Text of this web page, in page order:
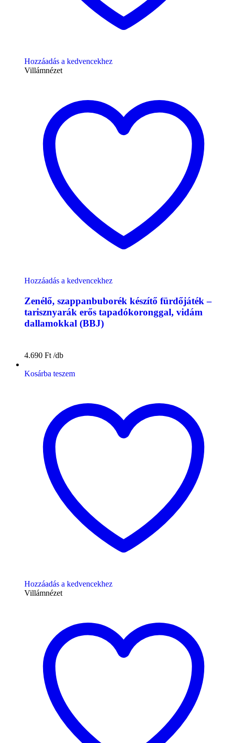
Hozzáadás a kedvencekhez
Villámnézet
Hozzáadás a kedvencekhez
Zenélő, szappanbuborék készítő fürdőjáték –
tarisznyarák erős tapadókoronggal, vidám
dallamokkal (BBJ)
4.690 Ft
Kosárba teszem
Hozzáadás a kedvencekhez
Villámnézet